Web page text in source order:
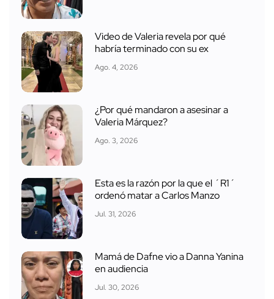
Video de Valeria revela por qué
habría terminado con su ex
Ago. 4, 2026
¿Por qué mandaron a asesinar a
Valeria Márquez?
Ago. 3, 2026
Esta es la razón por la que el ´R1´
ordenó matar a Carlos Manzo
Jul. 31, 2026
Mamá de Dafne vio a Danna Yanina
en audiencia
Jul. 30, 2026